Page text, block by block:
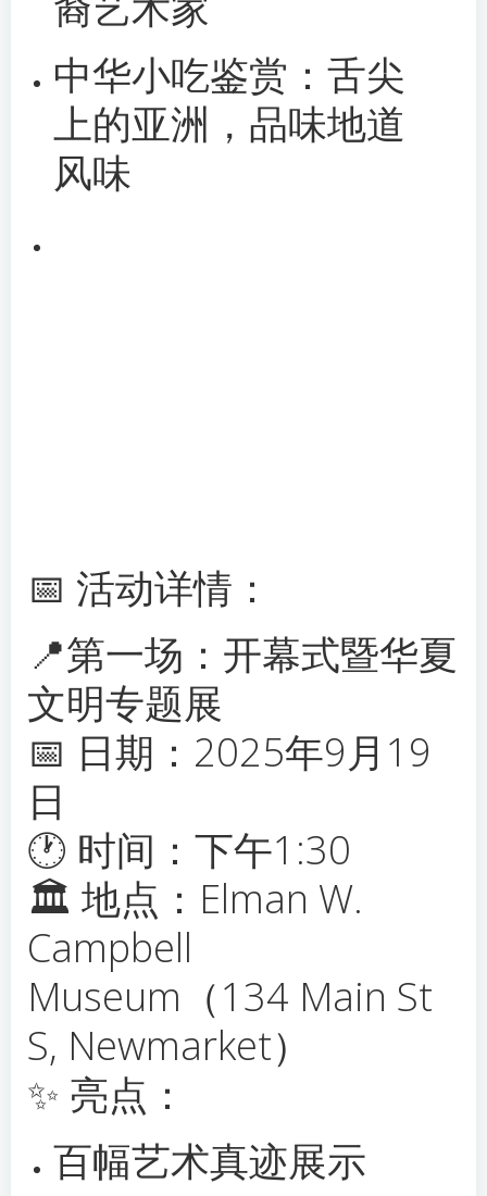
中华小吃鉴赏：舌尖
上的亚洲，品味地道
风味
📅 活动详情：
📍第一场：开幕式暨华夏
文明专题展
📅 日期：2025年9月19
日
🕐 时间：下午1:30
🏛 地点：Elman W.
Campbell
Museum（134 Main St
S, Newmarket）
✨ 亮点：
百幅艺术真迹展示